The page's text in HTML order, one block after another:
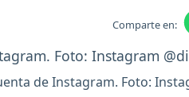
Comparte en:
de Instagram. Foto: